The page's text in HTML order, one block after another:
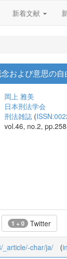
新着文献
および意思の自
岡上 雅美
日本刑法学会
刑法雑誌 (
vol.46, no.2,
1 + 0 Twitter
_article/-char/ja/ (